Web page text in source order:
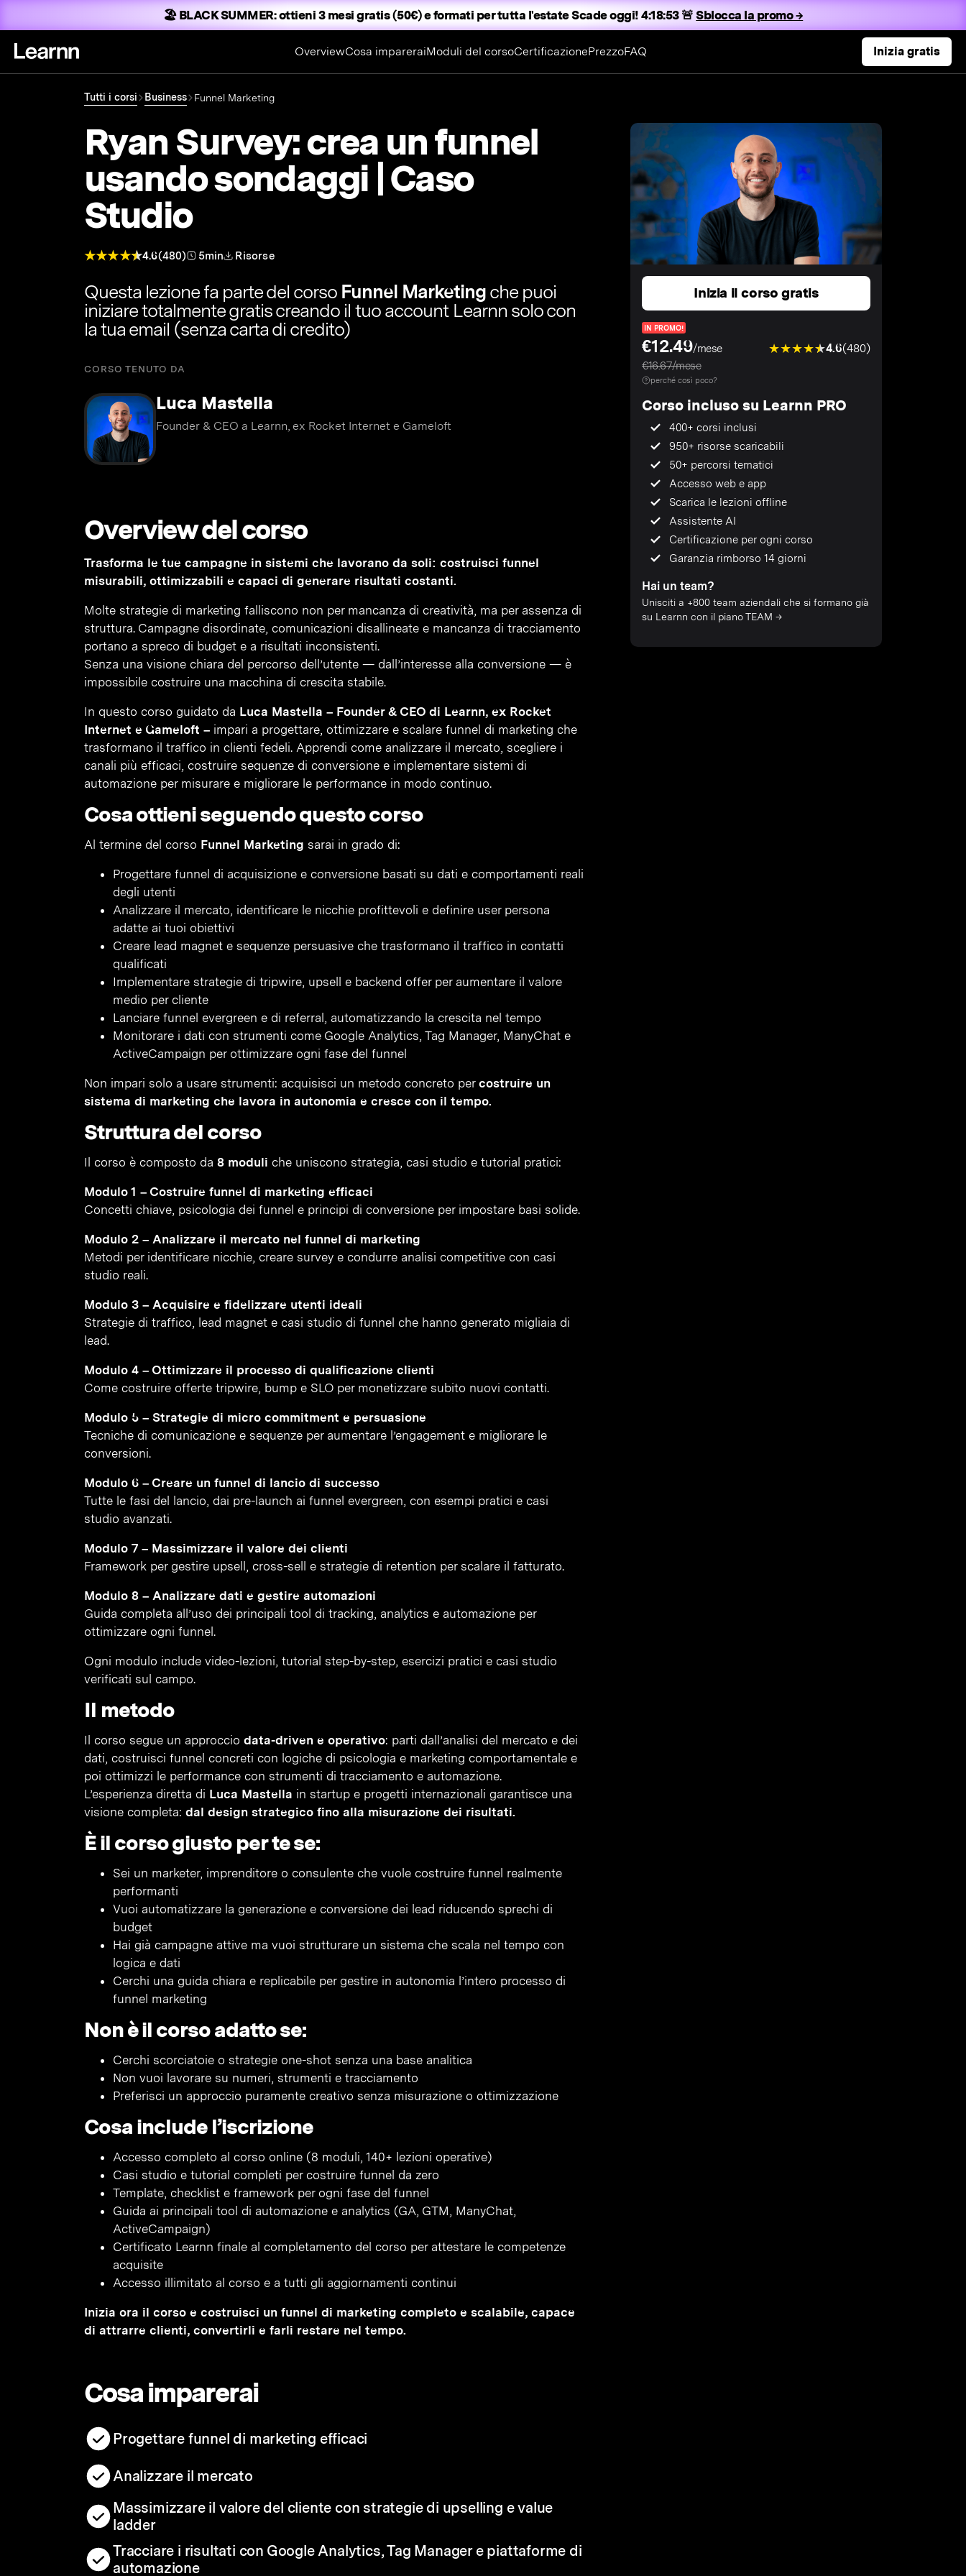
🏖️ BLACK SUMMER:ottieni 3 mesi gratis (50€) e formati per tutta l'estateScade oggi! 4:18:52 🚨 Sblocca la promo →
OverviewCosa impareraiModuli del corsoCertificazionePrezzoFAQ Inizia gratis
Tutti i corsi Business Funnel Marketing
Ryan Survey: crea un funnel
usando sondaggi | Caso
Studio
4.6(480) 5min Risorse
Questa lezione fa parte del corso Funnel Marketingche puoi
iniziare totalmente gratis creando il tuo account Learnn solo con
la tua email (senza carta di credito)
CORSO TENUTO DA
Luca Mastella
Founder & CEO a Learnn, ex Rocket Internet e Gameloft
Overview del corso
Trasforma le tue campagne in sistemi che lavorano da soli: costruisci funnel
misurabili, ottimizzabili e capaci di generare risultati costanti.
Molte strategie di marketing falliscono non per mancanza di creatività, ma per assenza di
struttura. Campagne disordinate, comunicazioni disallineate e mancanza di tracciamento
portano a spreco di budget e a risultati inconsistenti.
Senza una visione chiara del percorso dell’utente — dall’interesse alla conversione — è
impossibile costruire una macchina di crescita stabile.
In questo corso guidato da Luca Mastella – Founder & CEO di Learnn, ex Rocket
Internet e Gameloft – impari a progettare, ottimizzare e scalare funnel di marketing che
trasformano il traffico in clienti fedeli. Apprendi come analizzare il mercato, scegliere i
canali più efficaci, costruire sequenze di conversione e implementare sistemi di
automazione per misurare e migliorare le performance in modo continuo.
Cosa ottieni seguendo questo corso
Al termine del corso Funnel Marketing sarai in grado di:
Progettare funnel di acquisizione e conversione basati su dati e comportamenti reali
degli utenti
Analizzare il mercato, identificare le nicchie profittevoli e definire user persona
adatte ai tuoi obiettivi
Creare lead magnet e sequenze persuasive che trasformano il traffico in contatti
qualificati
Implementare strategie di tripwire, upsell e backend offer per aumentare il valore
medio per cliente
Lanciare funnel evergreen e di referral, automatizzando la crescita nel tempo
Monitorare i dati con strumenti come Google Analytics, Tag Manager, ManyChat e
ActiveCampaign per ottimizzare ogni fase del funnel
Non impari solo a usare strumenti: acquisisci un metodo concreto per costruire un
sistema di marketing che lavora in autonomia e cresce con il tempo.
Struttura del corso
Il corso è composto da 8 moduli che uniscono strategia, casi studio e tutorial pratici:
Modulo 1 – Costruire funnel di marketing efficaci
Concetti chiave, psicologia dei funnel e principi di conversione per impostare basi solide.
Modulo 2 – Analizzare il mercato nel funnel di marketing
Metodi per identificare nicchie, creare survey e condurre analisi competitive con casi
studio reali.
Modulo 3 – Acquisire e fidelizzare utenti ideali
Strategie di traffico, lead magnet e casi studio di funnel che hanno generato migliaia di
lead.
Modulo 4 – Ottimizzare il processo di qualificazione clienti
Come costruire offerte tripwire, bump e SLO per monetizzare subito nuovi contatti.
Modulo 5 – Strategie di micro commitment e persuasione
Tecniche di comunicazione e sequenze per aumentare l’engagement e migliorare le
conversioni.
Modulo 6 – Creare un funnel di lancio di successo
Tutte le fasi del lancio, dai pre-launch ai funnel evergreen, con esempi pratici e casi
studio avanzati.
Modulo 7 – Massimizzare il valore dei clienti
Framework per gestire upsell, cross-sell e strategie di retention per scalare il fatturato.
Modulo 8 – Analizzare dati e gestire automazioni
Guida completa all’uso dei principali tool di tracking, analytics e automazione per
ottimizzare ogni funnel.
Ogni modulo include video-lezioni, tutorial step-by-step, esercizi pratici e casi studio
verificati sul campo.
Il metodo
Il corso segue un approccio data-driven e operativo: parti dall’analisi del mercato e dei
dati, costruisci funnel concreti con logiche di psicologia e marketing comportamentale e
poi ottimizzi le performance con strumenti di tracciamento e automazione.
L’esperienza diretta di Luca Mastella in startup e progetti internazionali garantisce una
visione completa: dal design strategico fino alla misurazione dei risultati.
È il corso giusto per te se:
Sei un marketer, imprenditore o consulente che vuole costruire funnel realmente
performanti
Vuoi automatizzare la generazione e conversione dei lead riducendo sprechi di
budget
Hai già campagne attive ma vuoi strutturare un sistema che scala nel tempo con
logica e dati
Cerchi una guida chiara e replicabile per gestire in autonomia l’intero processo di
funnel marketing
Non è il corso adatto se:
Cerchi scorciatoie o strategie one-shot senza una base analitica
Non vuoi lavorare su numeri, strumenti e tracciamento
Preferisci un approccio puramente creativo senza misurazione o ottimizzazione
Cosa include l’iscrizione
Accesso completo al corso online (8 moduli, 140+ lezioni operative)
Casi studio e tutorial completi per costruire funnel da zero
Template, checklist e framework per ogni fase del funnel
Guida ai principali tool di automazione e analytics (GA, GTM, ManyChat,
ActiveCampaign)
Certificato Learnn finale al completamento del corso per attestare le competenze
acquisite
Accesso illimitato al corso e a tutti gli aggiornamenti continui
Inizia ora il corso e costruisci un funnel di marketing completo e scalabile, capace
di attrarre clienti, convertirli e farli restare nel tempo.
Cosa imparerai
Progettare funnel di marketing efficaci
Analizzare il mercato
Massimizzare il valore del cliente con strategie di upselling e value
ladder
Tracciare i risultati con Google Analytics, Tag Manager e piattaforme di
automazione
Inizia il corso gratis
IN PROMO!
€12.49/mese
€16.67/mese
4.6(480)
perché così poco?
Corso incluso su Learnn PRO
400+ corsi inclusi
950+ risorse scaricabili
50+ percorsi tematici
Accesso web e app
Scarica le lezioni offline
Assistente AI
Certificazione per ogni corso
Garanzia rimborso 14 giorni
Hai un team?
Unisciti a +800 team aziendali che si formano già
su Learnn con il piano TEAM →